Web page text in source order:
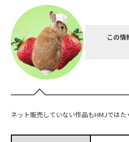
この情
ネット販売していない作品もHMJではた